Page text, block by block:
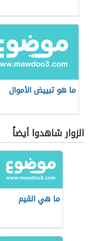
ما هو تبييض الأموال
الزوار شاهدوا أيضاً
ما هي القيم